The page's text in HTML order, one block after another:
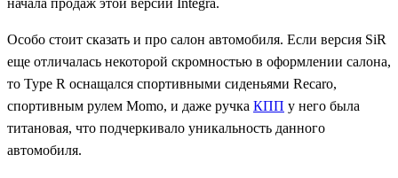
начала продаж этой версии Integra.
Особо стоит сказать и про салон автомобиля. Если версия SiR
еще отличалась некоторой скромностью в оформлении салона,
то Type R оснащался спортивными сиденьями Recaro,
спортивным рулем Momo, и даже ручка КПП у него была
титановая, что подчеркивало уникальность данного
автомобиля.